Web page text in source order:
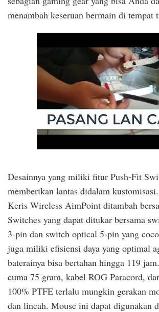
menambah keseruan bermain di tempat
Desainnya yang miliki fitur Push-Fit
memberikan lantas didalam
Keris Wireless AimPoint ditambah
Switches yang dapat ditukar bersama
3-pin dan switch optical 5-pin yang
juga miliki efisiensi daya yang optimal
baterainya bisa bertahan hingga 119
cuma 75 gram, kabel ROG Paracord,
100% PTFE terlalu mungkin gerakan
dan lincah. Mouse ini dapat digunakan